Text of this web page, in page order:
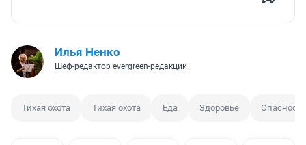
Илья Ненко
Шеф-редактор evergreen-редакции
Тихая охота Тихая охота Еда Здоровье Опасность